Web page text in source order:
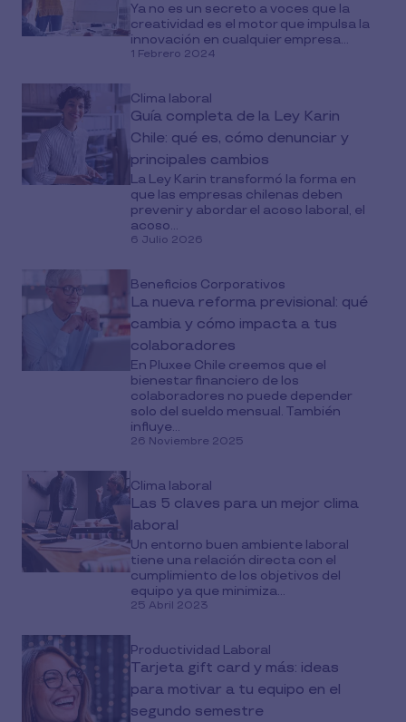
Ya no es un secreto a voces que la
creatividad es el motor que impulsa la
innovación en cualquier empresa...
1 Febrero 2024
Clima laboral
Guía completa de la Ley Karin
Chile: qué es, cómo denunciar y
principales cambios
La Ley Karin transformó la forma en
que las empresas chilenas deben
prevenir y abordar el acoso laboral, el
acoso...
6 Julio 2026
Beneficios Corporativos
La nueva reforma previsional: qué
cambia y cómo impacta a tus
colaboradores
En Pluxee Chile creemos que el
bienestar financiero de los
colaboradores no puede depender
solo del sueldo mensual. También
influye...
26 Noviembre 2025
Clima laboral
Las 5 claves para un mejor clima
laboral
Un entorno buen ambiente laboral
tiene una relación directa con el
cumplimiento de los objetivos del
equipo ya que minimiza...
25 Abril 2023
Productividad Laboral
Tarjeta gift card y más: ideas
para motivar a tu equipo en el
segundo semestre